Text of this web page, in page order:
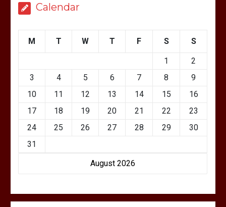
Calendar
August 2026
M T W T F S S
1
2
3
4 5 6 7 8
9
10
11 12 13 14 15
16
17
18 19 20 21 22
23
24
25 26 27 28 29
30
31